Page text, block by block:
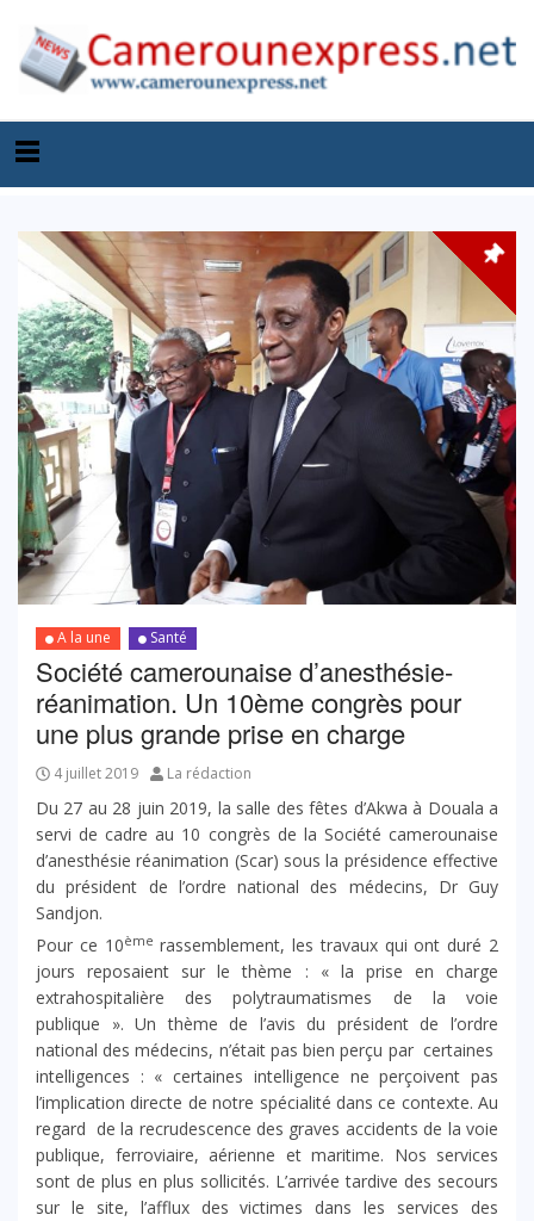
A la une Santé
Société camerounaise d’anesthésie-
réanimation. Un 10ème congrès pour
une plus grande prise en charge
4 juillet 2019 La rédaction
Du 27 au 28 juin 2019, la salle des fêtes d’Akwa à Douala a
servi de cadre au 10 congrès de la Société camerounaise
d’anesthésie réanimation (Scar) sous la présidence effective
du président de l’ordre national des médecins, Dr Guy
Sandjon.
Pour ce 10ème rassemblement, les travaux qui ont duré 2
jours reposaient sur le thème : « la prise en charge
extrahospitalière des polytraumatismes de la voie
publique ». Un thème de l’avis du président de l’ordre
national des médecins, n’était pas bien perçu par certaines
intelligences : « certaines intelligence ne perçoivent pas
l’implication directe de notre spécialité dans ce contexte. Au
regard de la recrudescence des graves accidents de la voie
publique, ferroviaire, aérienne et maritime. Nos services
sont de plus en plus sollicités. L’arrivée tardive des secours
sur le site, l’afflux des victimes dans les services des